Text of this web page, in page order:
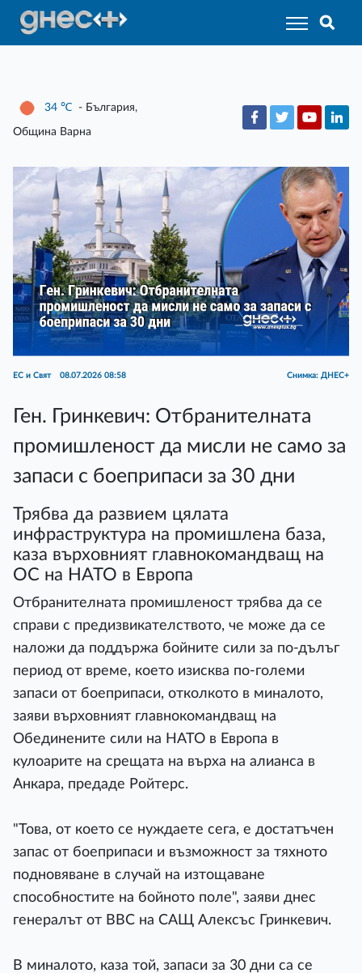
34 ℃ - България,
Община Варна
ЕС и Свят 08.07.2026 08:58 Снимка: ДНЕС+
Ген. Гринкевич: Отбранителната
промишленост да мисли не само за
запаси с боеприпаси за 30 дни
Трябва да развием цялата
инфраструктура на промишлена база,
каза върховният главнокомандващ на
ОС на НАТО в Европа
Отбранителната промишленост трябва да се
справи с предизвикателството, че може да се
наложи да поддържа бойните сили за по-дълъг
период от време, което изисква по-големи
запаси от боеприпаси, отколкото в миналото,
заяви върховният главнокомандващ на
Обединените сили на НАТО в Европа в
кулоарите на срещата на върха на алианса в
Анкара, предаде Ройтерс.
"Това, от което се нуждаете сега, е достатъчен
запас от боеприпаси и възможност за тяхното
подновяване в случай на изтощаване
способностите на бойното поле", заяви днес
генералът от ВВС на САЩ Алексъс Гринкевич.
В миналото, каза той, запаси за 30 дни са се